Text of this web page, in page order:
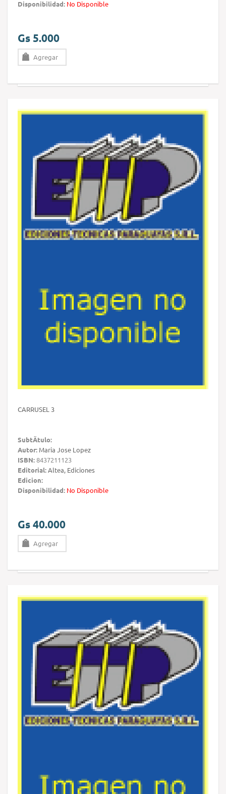
Disponibilidad: No Disponible
Gs 5.000
Agregar
CARRUSEL 3
SubtÃ­tulo:
Autor: Maria Jose Lopez
ISBN:8437211123
Editorial:Altea, Ediciones
Edicion:
Disponibilidad: No Disponible
Gs 40.000
Agregar